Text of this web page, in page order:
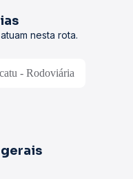
nesta rota.
- Rodoviária